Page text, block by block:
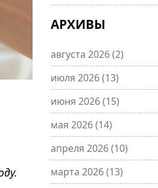
АРХИВЫ
августа 2026(2)
июля 2026(13)
июня 2026(15)
мая 2026(14)
апреля 2026(10)
марта 2026(13)